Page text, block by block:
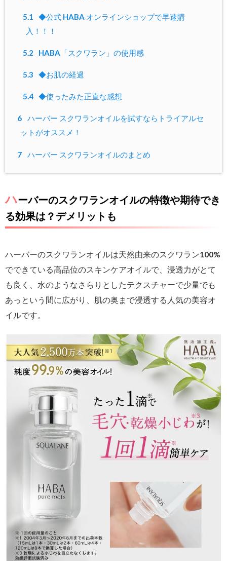
5.1
◆公式 HABA オンラインショップで早速購
入！！！
5.2 HABA「スクワラン」の使用感
5.3 ◆お肌の経過
5.4 ◆使ったみた正直な感想
6
ハーバー スクワランオイルを試すならトライアルセ
ットがオススメ！
7 ハーバー スクワランオイルのまとめ
ハーバーのスクワランオイルの特徴や期待でき
る効果は？デメリットも
ハーバーのスクワランオイルは天然由来のスクワラン100%
でできている高品位のスキンケアオイルで、浸透力がとて
も良く、水のようなさらりとしたテクスチャーで少量でも
あっという間に広がり、肌の奥まで浸透する人気の美容オ
イルです。